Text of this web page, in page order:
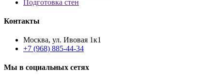
Подготовка стен
Контакты
Москва, ул. Ивовая 1к1
+7 (968) 885-44-34
Мы в социальных сетях